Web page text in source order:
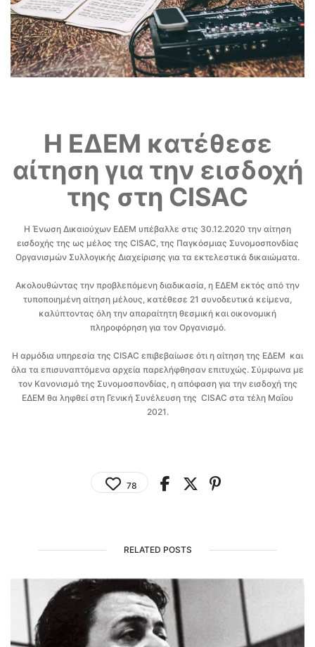
H ΕΔΕΜ κατέθεσε
αίτηση για την εισδοχή
της στη CISAC
H Ένωση Δικαιούχων ΕΔΕΜ υπέβαλλε στις 30.12.2020 την αίτηση
εισδοχής της ως μέλος της CISAC, της Παγκόσμιας Συνομοσπονδίας
Οργανισμών Συλλογικής Διαχείρισης για τα εκτελεστικά δικαιώματα.
Ακολουθώντας την προβλεπόμενη διαδικασία, η ΕΔΕΜ εκτός από την
τυποποιημένη αίτηση μέλους, κατέθεσε 21 συνοδευτικά κείμενα,
καλύπτοντας όλη την απαραίτητη θεσμική και οικονομική
πληροφόρηση για τον Οργανισμό.
Η αρμόδια υπηρεσία της CISAC επιβεβαίωσε ότι η αίτηση της ΕΔΕΜ και
όλα τα επισυναπτόμενα αρχεία παρελήφθησαν επιτυχώς. Σύμφωνα με
τον Κανονισμό της Συνομοσπονδίας, η απόφαση για την εισδοχή της
ΕΔΕΜ θα ληφθεί στη Γενική Συνέλευση της CISAC στα τέλη Μαΐου
2021.
78
RELATED POSTS